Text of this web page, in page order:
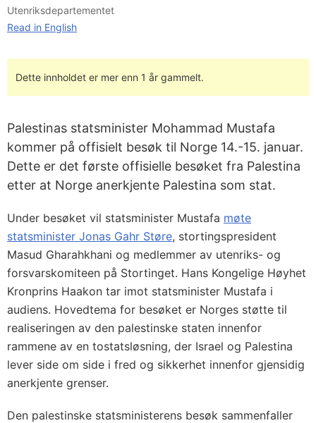
Utenriksdepartementet
Read in English
Dette innholdet er mer enn 1 år gammelt.
Palestinas statsminister Mohammad Mustafa
kommer på offisielt besøk til Norge 14.-15. januar.
Dette er det første offisielle besøket fra Palestina
etter at Norge anerkjente Palestina som stat.
Under besøket vil statsminister Mustafa møte
statsminister Jonas Gahr Støre, stortingspresident
Masud Gharahkhani og medlemmer av utenriks- og
forsvarskomiteen på Stortinget. Hans Kongelige Høyhet
Kronprins Haakon tar imot statsminister Mustafa i
audiens. Hovedtema for besøket er Norges støtte til
realiseringen av den palestinske staten innenfor
rammene av en tostatsløsning, der Israel og Palestina
lever side om side i fred og sikkerhet innenfor gjensidig
anerkjente grenser.
Den palestinske statsministerens besøk sammenfaller